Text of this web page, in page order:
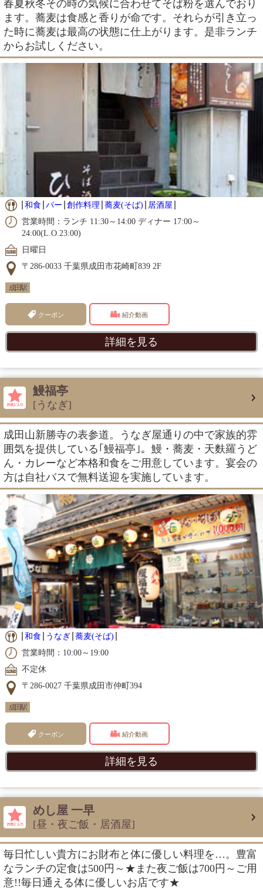
春夏秋冬その時の気候に合わせてそば粉を選んでおり
ます。蕎麦は食感と香りが命です。それらが引き立っ
た時に蕎麦は最高の状態に仕上がります。是非ランチ
からお試しください。
和食 バー 創作料理 蕎麦(そば)
居酒屋
営業時間：ランチ 11:30～14:00 ディナー 17:00～
24:00(L.O.23:00)
日曜日
〒286-0033 千葉県成田市花崎町839 2F
成田駅
クーポン 紹介動画
詳細を見る
鰻福亭
[うなぎ]
成田山新勝寺の表参道。うなぎ屋通りの中で家族的雰
囲気を提供している｢鰻福亭｣。鰻・蕎麦・天麩羅うど
ん・カレーなど本格和食をご用意しています。宴会の
方は自社バスで無料送迎を実施しています。
和食 うなぎ 蕎麦(そば)
営業時間：10:00～19:00
不定休
〒286-0027 千葉県成田市仲町394
成田駅
クーポン 紹介動画
詳細を見る
めし屋 一早
[昼・夜ご飯・居酒屋]
毎日忙しい貴方にお財布と体に優しい料理を…。豊富
なランチの定食は500円～★また夜ご飯は700円～ご用
意!!毎日通える体に優しいお店です★